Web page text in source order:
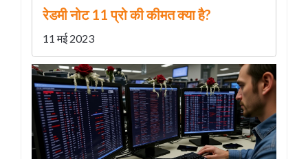
रेडमी नोट 11 प्रो की कीमत क्या है?
11 मई 2023